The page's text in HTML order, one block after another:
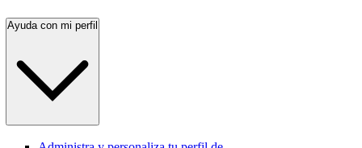
Ayuda con mi perfil